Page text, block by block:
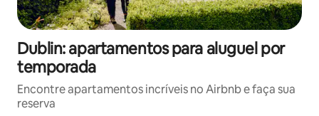
Dublin: apartamentos para aluguel por
temporada
Encontre apartamentos incríveis no Airbnb e faça sua
reserva